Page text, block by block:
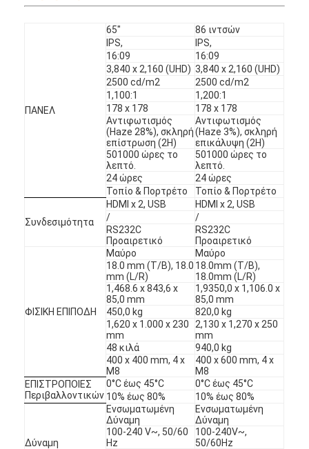
ΠΑΝΕΛ
65"
86 ιντσών
IPS,
IPS,
16:09
16:09
3,840 x 2,160 (UHD) 3,840 x 2,160 (UHD)
2500 cd/m2
2500 cd/m2
1,100:1
1,200:1
178 x 178
178 x 178
Αντιφωτισμός
(Haze 28%), σκληρή
επίστρωση (2H)
Αντιφωτισμός
(Haze 3%), σκληρή
επικάλυψη (2H)
501000 ώρες το
λεπτό.
501000 ώρες το
λεπτό.
24 ώρες
24 ώρες
Τοπίο & Πορτρέτο
Τοπίο & Πορτρέτο
Συνδεσιμότητα
HDMI x 2, USB
HDMI x 2, USB
/
/
RS232C
Προαιρετικό
RS232C
Προαιρετικό
ΦΙΣΙΚΗ ΕΠΙΠΟΔΗ
Μαύρο
Μαύρο
18.0 mm (T/B), 18.0
mm (L/R)
18.0mm (T/B),
18.0mm (L/R)
1,468.6 x 843,6 x
85,0 mm
1,9350,0 x 1,106.0 x
85,0 mm
450,0 kg
820,0 kg
1,620 x 1.000 x 230
mm
2,130 x 1,270 x 250
mm
48 κιλά
940,0 kg
400 x 400 mm, 4 x
M8
400 x 600 mm, 4 x
M8
ΕΠΙΣΤΡΟΠΟΙΕΣ
Περιβαλλοντικών
0°C έως 45°C
0°C έως 45°C
10% έως 80%
10% έως 80%
Δύναμη
Ενσωματωμένη
Δύναμη
Ενσωματωμένη
Δύναμη
100-240 V~, 50/60
Hz
100-240V~,
50/60Hz